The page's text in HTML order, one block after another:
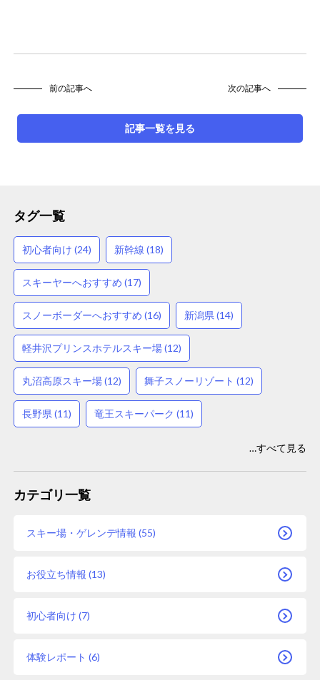
前の記事へ 次の記事へ
記事一覧を見る
タグ一覧
初心者向け (24) 新幹線 (18)
スキーヤーへおすすめ (17)
スノーボーダーへおすすめ (16) 新潟県 (14)
軽井沢プリンスホテルスキー場 (12)
丸沼高原スキー場 (12) 舞子スノーリゾート (12)
長野県 (11) 竜王スキーパーク (11)
…すべて見る
カテゴリ一覧
スキー場・ゲレンデ情報 (55)
お役立ち情報 (13)
初心者向け (7)
体験レポート (6)